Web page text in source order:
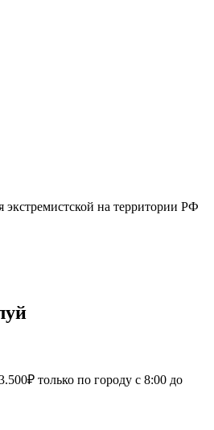
экстремистской на территории РФ
только по городу с 8:00 до